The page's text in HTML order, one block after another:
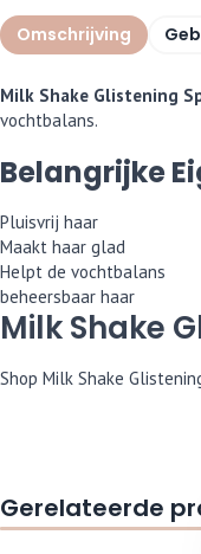
Omschrijving
Milk Shake Glistening
vochtbalans.
Belangrijke
Pluisvrij haar
Maakt haar glad
Helpt de vochtbalans
beheersbaar haar
Milk Shake
Shop Milk Shake
Gerelateerde